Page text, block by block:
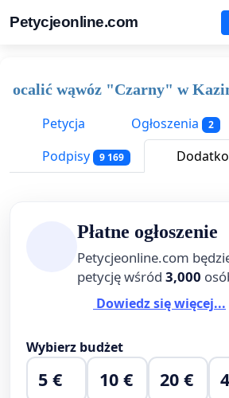
Petycjeonline.com
ocalić wąwóz "Czarny" w
Petycja
Ogłoszenia 2
Podpisy 9 169
Płatne ogłoszenie
Petycjeonline.com
petycję wśród 3,000
Dowiedz się więcej...
Wybierz budżet
5 € 10 € 20 €